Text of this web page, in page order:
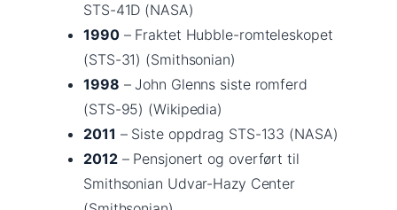
STS-41D (NASA)
1990– Fraktet Hubble-romteleskopet
(STS-31) (Smithsonian)
1998 – John Glenns siste romferd
(STS-95) (Wikipedia)
2011 – Siste oppdrag STS-133 (NASA)
2012– Pensjonert og overført til
Smithsonian Udvar-Hazy Center